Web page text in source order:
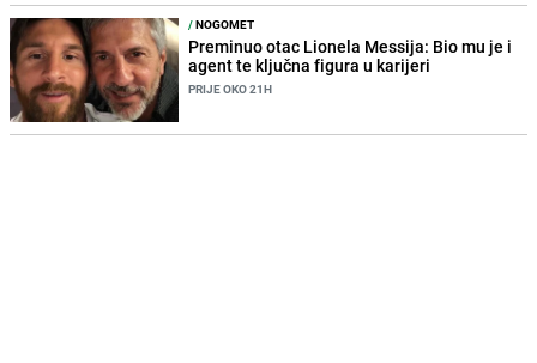
/NOGOMET
Preminuo otac Lionela Messija: Bio mu je i
agent te ključna figura u karijeri
PRIJE OKO 21H